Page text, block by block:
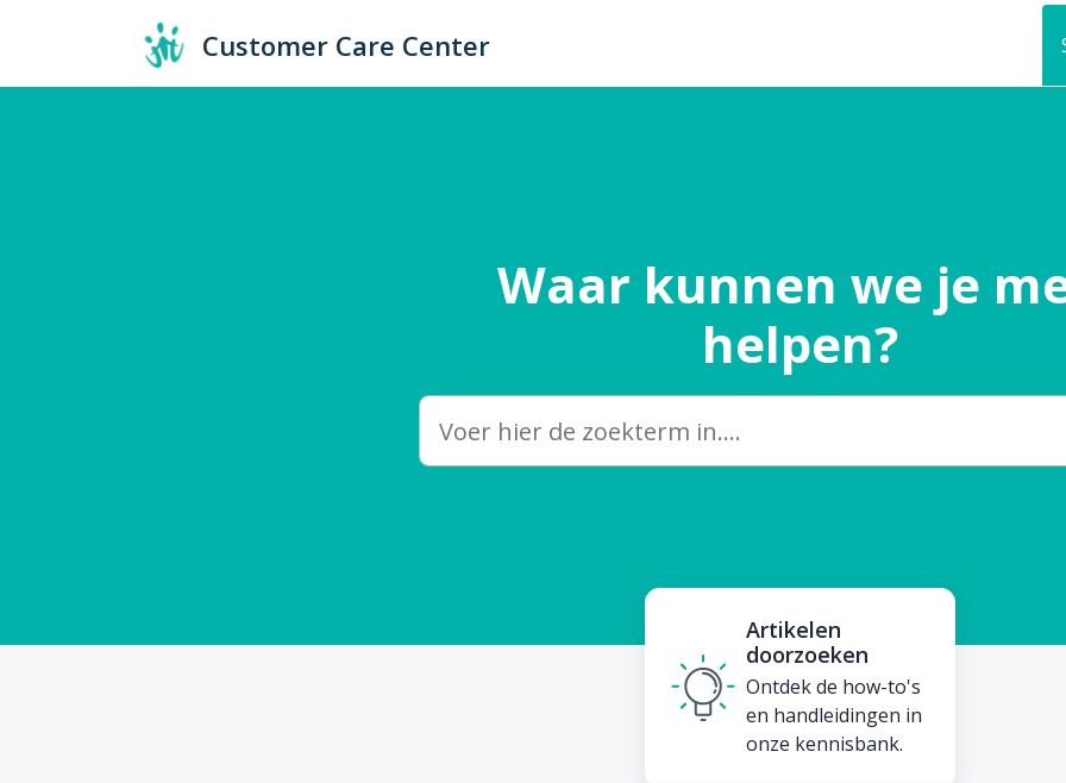
Customer Care Center
Waar kunnen we je
helpen?
Artikelen
doorzoeken
Ontdek de how-to's
en handleidingen in
onze kennisbank.